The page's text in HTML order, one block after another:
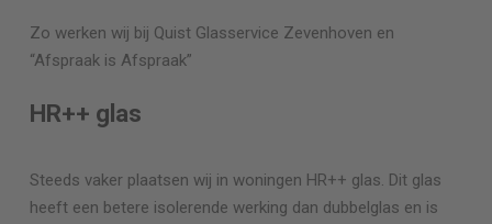
Zo werken wij bij Quist Glasservice Zevenhoven en
“Afspraak is Afspraak”
HR++ glas
Steeds vaker plaatsen wij in woningen HR++ glas. Dit glas
heeft een betere isolerende werking dan dubbelglas en is